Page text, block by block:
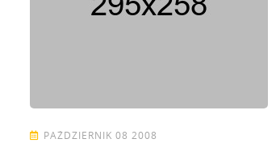
PAŹDZIERNIK 08 2008